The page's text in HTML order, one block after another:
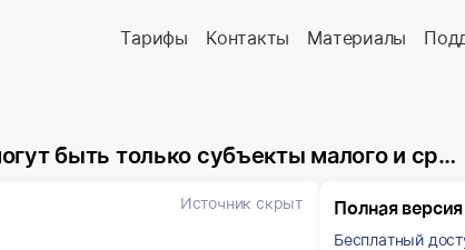
Тарифы Контакты Материалы
малого и среднего предпринимательства
Источник скрыт Полная версия
Бесплатный